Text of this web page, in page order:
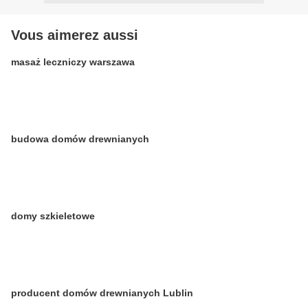
Vous aimerez aussi
masaż leczniczy warszawa
budowa domów drewnianych
domy szkieletowe
producent domów drewnianych Lublin